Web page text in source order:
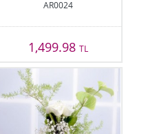
AR0024
1,499.98 TL